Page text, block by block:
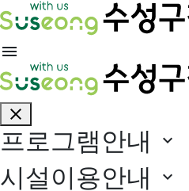
menu
close
프로그램안내 expand_more
시설이용안내 expand_more